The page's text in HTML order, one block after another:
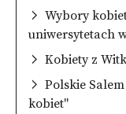
Wybory
uniwersytetach
Kobiety z
Polskie
kobiet"